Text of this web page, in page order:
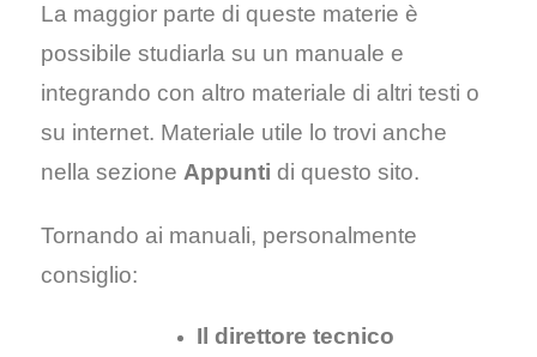
La maggior parte di queste materie è
possibile studiarla su un manuale e
integrando con altro materiale di altri testi o
su internet. Materiale utile lo trovi anche
nella sezione Appunti di questo sito.
Tornando ai manuali, personalmente
consiglio:
Il direttore tecnico